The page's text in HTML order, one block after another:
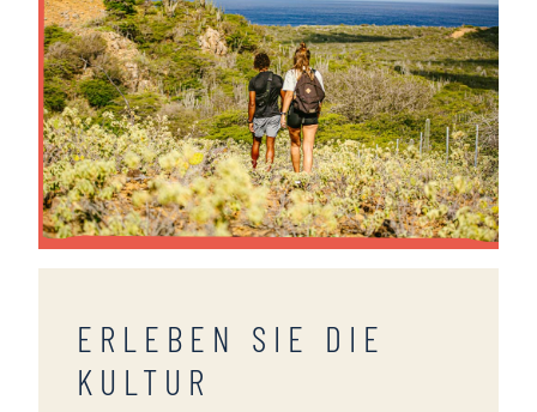
ERLEBEN SIE DIE
KULTUR